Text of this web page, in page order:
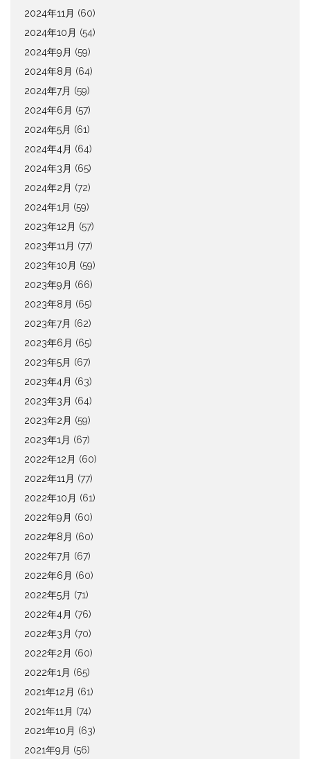
2024年11月 (60)
2024年10月 (54)
2024年9月 (59)
2024年8月 (64)
2024年7月 (59)
2024年6月 (57)
2024年5月 (61)
2024年4月 (64)
2024年3月 (65)
2024年2月 (72)
2024年1月 (59)
2023年12月 (57)
2023年11月 (77)
2023年10月 (59)
2023年9月 (66)
2023年8月 (65)
2023年7月 (62)
2023年6月 (65)
2023年5月 (67)
2023年4月 (63)
2023年3月 (64)
2023年2月 (59)
2023年1月 (67)
2022年12月 (60)
2022年11月 (77)
2022年10月 (61)
2022年9月 (60)
2022年8月 (60)
2022年7月 (67)
2022年6月 (60)
2022年5月 (71)
2022年4月 (76)
2022年3月 (70)
2022年2月 (60)
2022年1月 (65)
2021年12月 (61)
2021年11月 (74)
2021年10月 (63)
2021年9月 (56)